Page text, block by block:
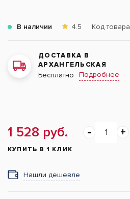
В наличии 4.5 Код товара
ДОСТАВКА В
АРХАНГЕЛЬСКАЯ
Бесплатно
Подробнее
1 528 руб.
КУПИТЬ В 1 КЛИК
Нашли дешевле